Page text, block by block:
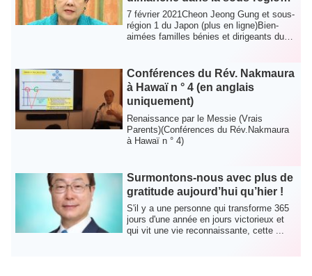
du Japon céleste
7 février 2021Cheon Jeong Gung et sous-
région 1 du Japon (plus en ligne)Bien-
aimées familles bénies et dirigeants du
Conférences du Rév. Nakmaura
à Hawaï n ° 4 (en anglais
uniquement)
Renaissance par le Messie (Vrais
Parents)(Conférences du Rév.Nakmaura
à Hawaï n ° 4)
Surmontons-nous avec plus de
gratitude aujourd’hui qu’hier !
S'il y a une personne qui transforme 365
jours d'une année en jours victorieux et
qui vit une vie reconnaissante, cette ...